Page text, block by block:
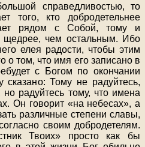
справедливостью, то
того, кто добродетельнее
рядом с Собой, тому и
щедрее, чем остальным. Ибо
елея радости, чтобы этим
о том, что имя его записано в
с Богом по окончании
Тому не радуйтесь,
радуйтесь тому, что имена
Он говорит «на небесах», а
различные степени славы,
своим добродетелям.
Твоих» просто как бы